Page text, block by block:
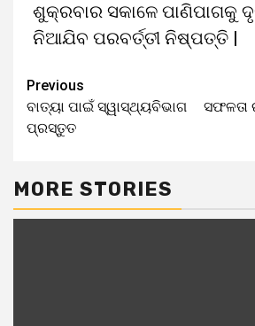
ଶୁକ୍ରବାର ସକାଳେ ପାଣିପାଗକୁ
ନିଆଯିବ ପରବର୍ତ୍ତୀ ନିଷ୍ପତ୍ତି |
Previous
ବାତ୍ୟା ପାଇଁ ସ୍ୱାସ୍ଥ୍ୟବିଭାଗ
ପ୍ରସ୍ତୁତ
ସଫଳତା
MORE STORIES